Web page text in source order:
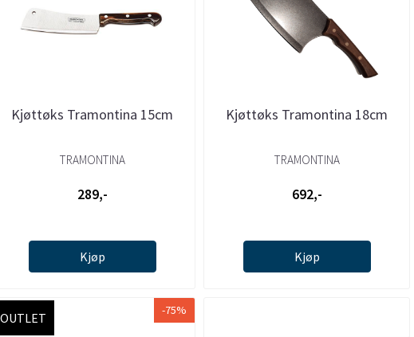
Kjøttøks Tramontina 15cm
TRAMONTINA
289,-
Kjøp
Kjøttøks Tramontina 18cm
TRAMONTINA
692,-
Kjøp
OUTLET -75%